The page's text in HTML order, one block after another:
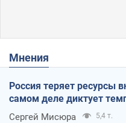
Мнения
Россия теряет ресурсы
самом деле диктует
Сергей Мисюра 5,4 т.